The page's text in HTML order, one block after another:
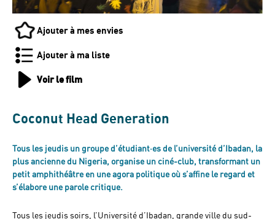
Ajouter à mes envies
Ajouter à ma liste
Voir le film
Coconut Head Generation
Tous les jeudis un groupe d’étudiant·es de l’université d’Ibadan, la
plus ancienne du Nigeria, organise un ciné-club, transformant un
petit amphithéâtre en une agora politique où s’affine le regard et
s’élabore une parole critique.
Tous les jeudis soirs, l’Université d’Ibadan, grande ville du sud-